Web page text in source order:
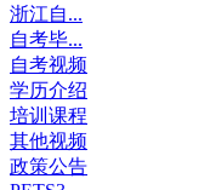
浙江自...
自考毕...
自考视频
学历介绍
培训课程
其他视频
政策公告